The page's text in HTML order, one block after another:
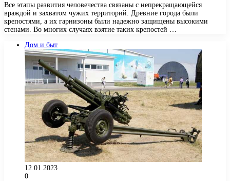
Все этапы развития человечества связаны с непрекращающейся
враждой и захватом чужих территорий. Древние города были
крепостями, а их гарнизоны были надежно защищены высокими
стенами. Во многих случаях взятие таких крепостей …
Дом и быт
12.01.2023
0